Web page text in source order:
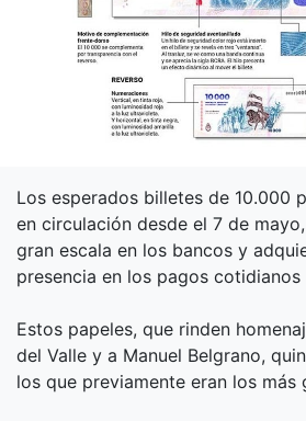
Los esperados billetes de 10.000
en circulación desde el 7 de
gran escala en los bancos y
presencia en los pagos
Estos papeles, que rinden
del Valle y a Manuel Belgrano,
los que previamente eran los más